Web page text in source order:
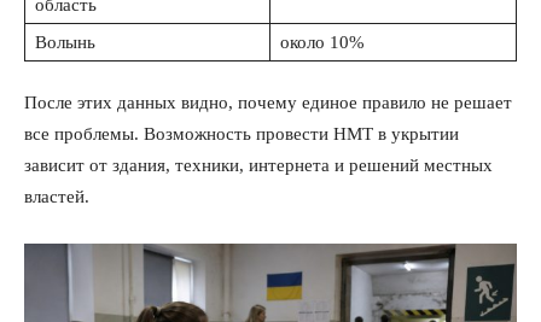
область
Волынь около 10%
После этих данных видно, почему единое правило не решает
все проблемы. Возможность провести НМТ в укрытии
зависит от здания, техники, интернета и решений местных
властей.